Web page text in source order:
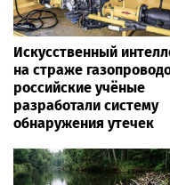
Искусственный
на страже
российские учёные
разработали систему
обнаружения утечек